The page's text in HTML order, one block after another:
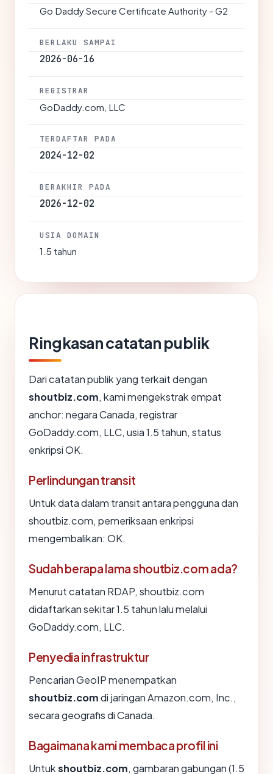
Go Daddy Secure Certificate Authority - G2
BERLAKU SAMPAI
2026-06-16
REGISTRAR
GoDaddy.com, LLC
TERDAFTAR PADA
2024-12-02
BERAKHIR PADA
2026-12-02
USIA DOMAIN
1.5 tahun
Ringkasan catatan publik
Dari catatan publik yang terkait dengan
shoutbiz.com, kami mengekstrak empat
anchor: negara Canada, registrar
GoDaddy.com, LLC, usia 1.5 tahun, status
enkripsi OK.
Perlindungan transit
Untuk data dalam transit antara pengguna dan
shoutbiz.com, pemeriksaan enkripsi
mengembalikan: OK.
Sudah berapa lama shoutbiz.com ada?
Menurut catatan RDAP, shoutbiz.com
didaftarkan sekitar 1.5 tahun lalu melalui
GoDaddy.com, LLC.
Penyedia infrastruktur
Pencarian GeoIP menempatkan
shoutbiz.comdi jaringan Amazon.com, Inc.,
secara geografis di Canada.
Bagaimana kami membaca profil ini
Untukshoutbiz.com, gambaran gabungan (1.5